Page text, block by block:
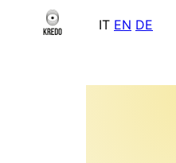
IT EN DE